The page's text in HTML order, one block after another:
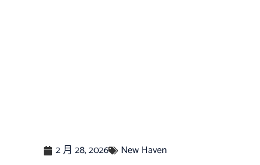
2 月 28, 2026 New Haven